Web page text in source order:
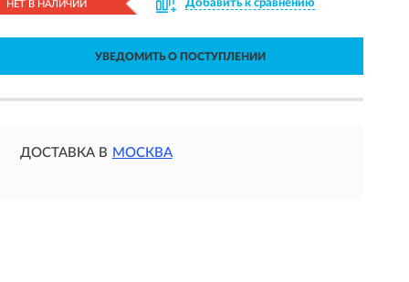
НЕТ В НАЛИЧИИ Добавить к сравнению
УВЕДОМИТЬ О ПОСТУПЛЕНИИ
ДОСТАВКА В МОСКВА